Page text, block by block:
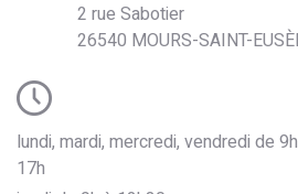
2 rue Sabotier
26540 MOURS-SAINT-
lundi, mardi, mercredi, vendredi de
17h